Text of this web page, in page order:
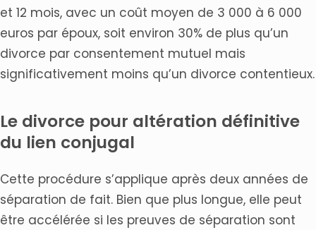
et 12 mois, avec un coût moyen de 3 000 à 6 000
euros par époux, soit environ 30% de plus qu’un
divorce par consentement mutuel mais
significativement moins qu’un divorce contentieux.
Le divorce pour altération définitive
du lien conjugal
Cette procédure s’applique après deux années de
séparation de fait. Bien que plus longue, elle peut
être accélérée si les preuves de séparation sont